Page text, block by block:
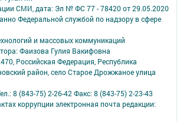
СМИ, дата: Эл № ФС 77 - 78420 от 29.05.2020
Федеральной службой по надзору в сфере
и массовых коммуникаций
Фаизова Гулия Вакифовна
Российская Федерация, Республика
район, село Старое Дрожжаное улица
8 (843-75) 2-26-42 Факс: 8 (843-75) 2-23-43
коррупции электронная почта редакции: